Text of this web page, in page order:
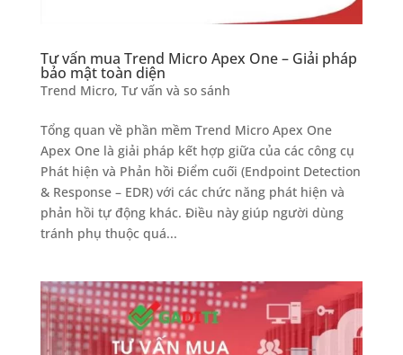
Tư vấn mua Trend Micro Apex One – Giải pháp
bảo mật toàn diện
Trend Micro, Tư vấn và so sánh
Tổng quan về phần mềm Trend Micro Apex One
Apex One là giải pháp kết hợp giữa của các công cụ
Phát hiện và Phản hồi Điểm cuối (Endpoint Detection
& Response – EDR) với các chức năng phát hiện và
phản hồi tự động khác. Điều này giúp người dùng
tránh phụ thuộc quá...